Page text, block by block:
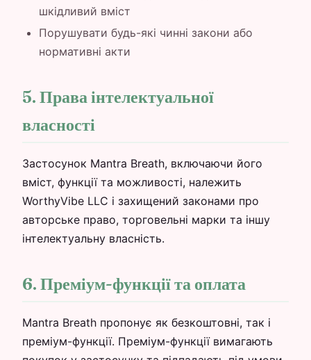
шкідливий вміст
Порушувати будь-які чинні закони або
нормативні акти
5. Права інтелектуальної
власності
Застосунок Mantra Breath, включаючи його
вміст, функції та можливості, належить
WorthyVibe LLC і захищений законами про
авторське право, торговельні марки та іншу
інтелектуальну власність.
6. Преміум-функції та оплата
Mantra Breath пропонує як безкоштовні, так і
преміум-функції. Преміум-функції вимагають